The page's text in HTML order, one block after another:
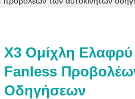
X3 Ομίχλη Ελαφρύ
Fanless
Οδηγήσεων